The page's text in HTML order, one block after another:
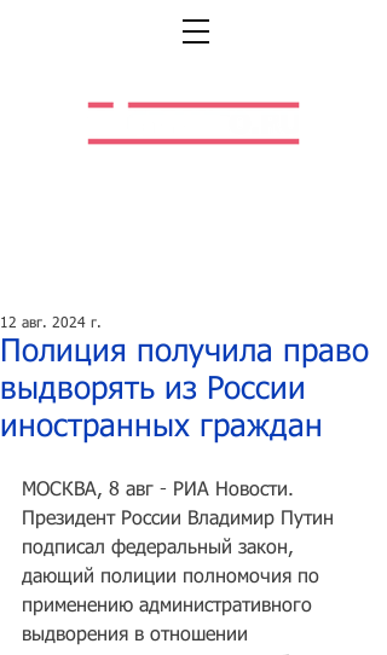
Полиция получила право
выдворять из России
иностранных граждан
12 авг. 2024 г.
МОСКВА, 8 авг - РИА Новости.
Президент России Владимир Путин
подписал федеральный закон,
дающий полиции полномочия по
применению административного
выдворения в отношении